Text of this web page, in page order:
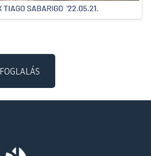
FOGLALÁS